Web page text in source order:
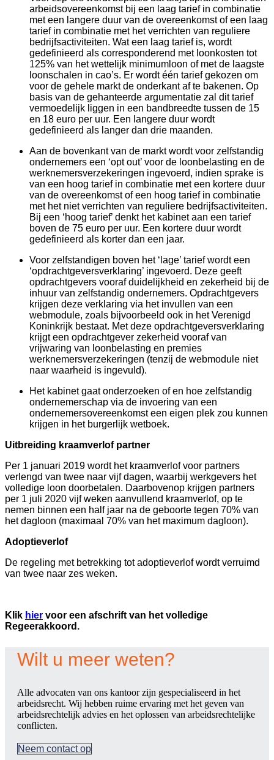
arbeidsovereenkomst bij een laag tarief in combinatie
met een langere duur van de overeenkomst of een laag
tarief in combinatie met het verrichten van reguliere
bedrijfsactiviteiten. Wat een laag tarief is, wordt
gedefinieerd als corresponderend met loonkosten tot
125% van het wettelijk minimumloon of met de laagste
loonschalen in cao’s. Er wordt één tarief gekozen om
voor de gehele markt de onderkant af te bakenen. Op
basis van de gehanteerde argumentatie zal dit tarief
vermoedelijk liggen in een bandbreedte tussen de 15
en 18 euro per uur. Een langere duur wordt
gedefinieerd als langer dan drie maanden.
Aan de bovenkant van de markt wordt voor zelfstandig
ondernemers een ‘opt out’ voor de loonbelasting en de
werknemersverzekeringen ingevoerd, indien sprake is
van een hoog tarief in combinatie met een kortere duur
van de overeenkomst of een hoog tarief in combinatie
met het niet verrichten van reguliere bedrijfsactiviteiten.
Bij een ‘hoog tarief’ denkt het kabinet aan een tarief
boven de 75 euro per uur. Een kortere duur wordt
gedefinieerd als korter dan een jaar.
Voor zelfstandigen boven het ‘lage’ tarief wordt een
‘opdrachtgeversverklaring’ ingevoerd. Deze geeft
opdrachtgevers vooraf duidelijkheid en zekerheid bij de
inhuur van zelfstandig ondernemers. Opdrachtgevers
krijgen deze verklaring via het invullen van een
webmodule, zoals bijvoorbeeld ook in het Verenigd
Koninkrijk bestaat. Met deze opdrachtgeversverklaring
krijgt een opdrachtgever zekerheid vooraf van
vrijwaring van loonbelasting en premies
werknemersverzekeringen (tenzij de webmodule niet
naar waarheid is ingevuld).
Het kabinet gaat onderzoeken of en hoe zelfstandig
ondernemerschap via de invoering van een
ondernemersovereenkomst een eigen plek zou kunnen
krijgen in het burgerlijk wetboek.
Uitbreiding kraamverlof partner
Per 1 januari 2019 wordt het kraamverlof voor partners
verlengd van twee naar vijf dagen, waarbij werkgevers het
volledige loon doorbetalen. Daarbovenop krijgen partners
per 1 juli 2020 vijf weken aanvullend kraamverlof, op te
nemen binnen een half jaar na de geboorte tegen 70% van
het dagloon (maximaal 70% van het maximum dagloon).
Adoptieverlof
De regeling met betrekking tot adoptieverlof wordt verruimd
van twee naar zes weken.
Klik hier voor een afschrift van het volledige
Regeerakkoord.
Wilt u meer weten?
Alle advocaten van ons kantoor zijn gespecialiseerd in het
arbeidsrecht. Wij hebben ruime ervaring met het geven van
arbeidsrechtelijk advies en het oplossen van arbeidsrechtelijke
conflicten.
Neem contact op